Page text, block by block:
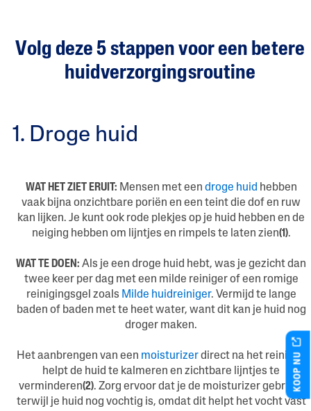
Volg deze 5 stappen voor een betere
huidverzorgingsroutine
1. Droge huid
WAT HET ZIET ERUIT: Mensen met een droge huid hebben
vaak bijna onzichtbare poriën en een teint die dof en ruw
kan lijken. Je kunt ook rode plekjes op je huid hebben en de
neiging hebben om lijntjes en rimpels te laten zien(1).
WAT TE DOEN: Als je een droge huid hebt, was je gezicht dan
twee keer per dag met een milde reiniger of een romige
reinigingsgel zoals Milde huidreiniger. Vermijd te lange
baden of baden met te heet water, want dit kan je huid nog
droger maken.
Het aanbrengen van een moisturizerdirect na het reinigen
helpt de huid te kalmeren en zichtbare lijntjes te
verminderen(2). Zorg ervoor dat je de moisturizer gebruikt
terwijl je huid nog vochtig is, omdat dit helpt het vocht vast
KOOP NU